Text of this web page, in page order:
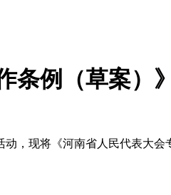
条例（草案）
现将《河南省人民代表大会